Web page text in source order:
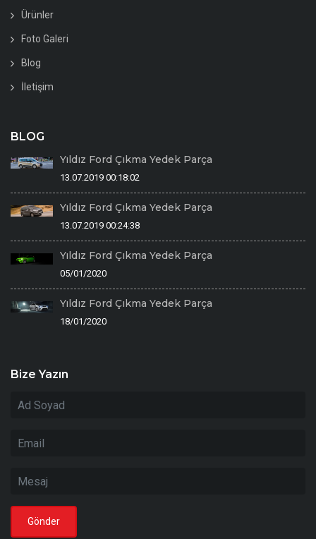
Ürünler
Foto Galeri
Blog
İletişim
BLOG
Yıldız Ford Çıkma Yedek Parça
13.07.2019 00:18:02
Yıldız Ford Çıkma Yedek Parça
13.07.2019 00:24:38
Yıldız Ford Çıkma Yedek Parça
05/01/2020
Yıldız Ford Çıkma Yedek Parça
18/01/2020
Bize Yazın